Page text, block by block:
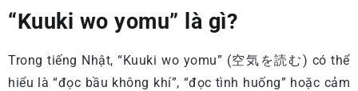
“Kuuki wo yomu” là gì?
Trong tiếng Nhật, “Kuuki wo yomu” (空気を読む) có thể
hiểu là “đọc bầu không khí”, “đọc tình huống” hoặc cảm